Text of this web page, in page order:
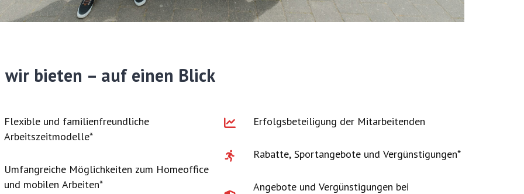
wir bieten – auf einen Blick
Flexible und familienfreundliche
Arbeitszeitmodelle*
Umfangreiche Möglichkeiten zum Homeoffice
und mobilen Arbeiten*
Erfolgsbeteiligung der Mitarbeitenden
Rabatte, Sportangebote und Vergünstigungen*
Angebote und Vergünstigungen bei